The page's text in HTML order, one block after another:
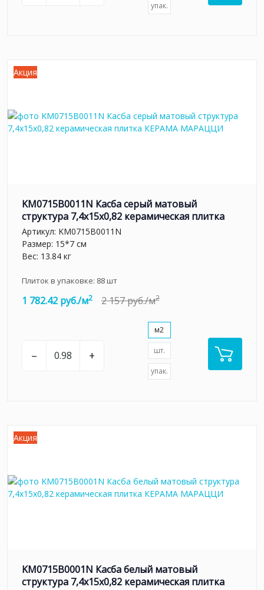
упак.
Акция
KM0715B0011N Касба серый матовый
структура 7,4x15x0,82 керамическая плитка
Артикул: KM0715B0011N
Размер: 15*7 см
Вес: 13.84 кг
Плиток в упаковке: 88шт
1 782.42 руб./м2 2 157 руб./м2
– +
м2
шт.
упак.
Акция
KM0715B0001N Касба белый матовый
структура 7,4x15x0,82 керамическая плитка